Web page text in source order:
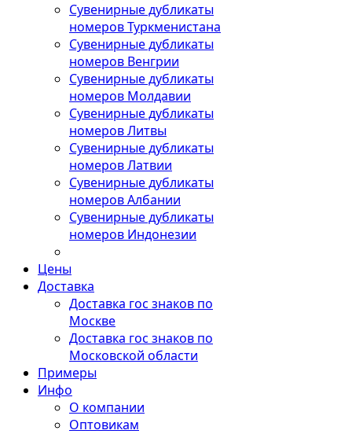
Сувенирные дубликаты
номеров Туркменистана
Сувенирные дубликаты
номеров Венгрии
Сувенирные дубликаты
номеров Молдавии
Сувенирные дубликаты
номеров Литвы
Сувенирные дубликаты
номеров Латвии
Сувенирные дубликаты
номеров Албании
Сувенирные дубликаты
номеров Индонезии
Цены
Доставка
Доставка гос знаков по
Москве
Доставка гос знаков по
Московской области
Примеры
Инфо
О компании
Оптовикам